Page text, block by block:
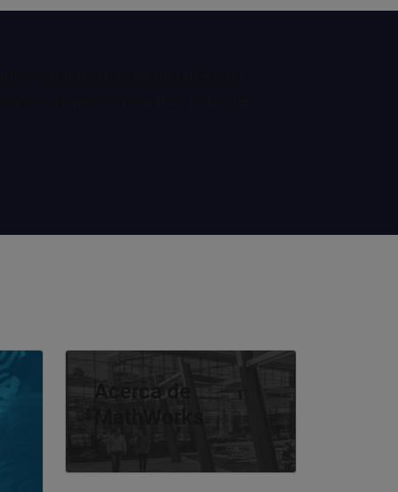
Navegación de panel
Acerca de
MathWorks